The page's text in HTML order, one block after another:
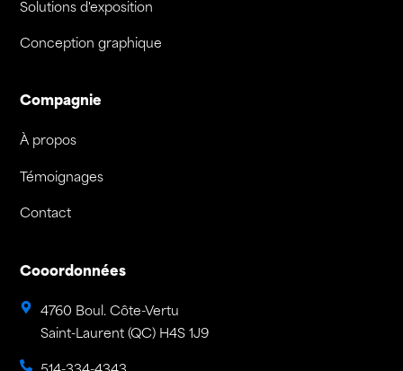
Solutions d'exposition
Conception graphique
Compagnie
À propos
Témoignages
Contact
Cooordonnées
4760 Boul. Côte-Vertu
Saint-Laurent (QC) H4S 1J9